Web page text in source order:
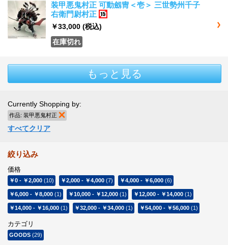
装甲悪鬼村正 可動劔冑＜壱＞ 三世勢州千子
右衛門尉村正
￥33,000 (税込)
在庫切れ
もっと見る
Currently Shopping by:
作品: 装甲悪鬼村正
すべてクリア
絞り込み
価格
￥0 - ￥2,000 (10) ￥2,000 - ￥4,000 (7) ￥4,000 - ￥6,000 (6)
￥6,000 - ￥8,000 (1) ￥10,000 - ￥12,000 (1) ￥12,000 - ￥14,000 (1)
￥14,000 - ￥16,000 (1) ￥32,000 - ￥34,000 (1) ￥54,000 - ￥56,000 (1)
カテゴリ
GOODS (29)